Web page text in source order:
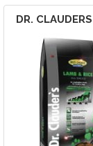
DR. CLAUDERS